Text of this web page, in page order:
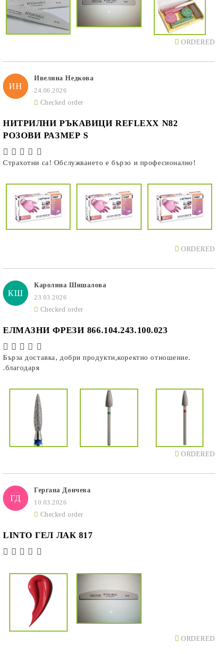
ORDERED
ИН
Ивелина Недкова
24.06.2026
Checked order
НИТРИЛНИ РЪКАВИЦИ REFLEXX N82
РОЗОВИ РАЗМЕР S
Страхотни са! Обслужването е бързо и професионално!
ORDERED
КШ
Каролина Шишалова
23.03.2026
Checked order
ЕЛМАЗНИ ФРЕЗИ 866.104.243.100.023
Бърза доставка, добри продукти,коректно отношение.
.благодаря
ORDERED
ГД
Гергана Дончева
10.03.2026
Checked order
LINTO ГЕЛ ЛАК 817
ORDERED